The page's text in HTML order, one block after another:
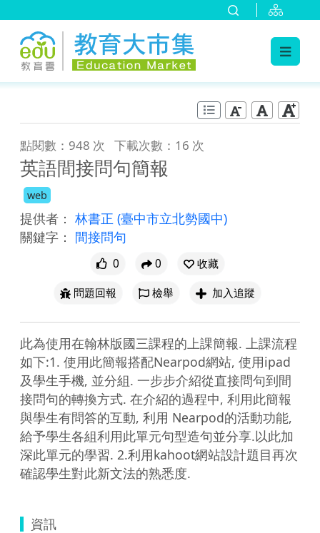
點閱數：948 次 下載次數：16 次
英語間接問句簡報
web
提供者： 林書正 (臺中市立北勢國中)
關鍵字： 間接問句
0 0
收藏
問題回報
檢舉 加入追蹤
此為使用在翰林版國三課程的上課簡報. 上課流程
如下:1. 使用此簡報搭配Nearpod網站, 使用ipad
及學生手機, 並分組. 一步步介紹從直接問句到間
接問句的轉換方式. 在介紹的過程中, 利用此簡報
與學生有問答的互動, 利用 Nearpod的活動功能,
給予學生各組利用此單元句型造句並分享.以此加
深此單元的學習. 2.利用kahoot網站設計題目再次
確認學生對此新文法的熟悉度.
資訊